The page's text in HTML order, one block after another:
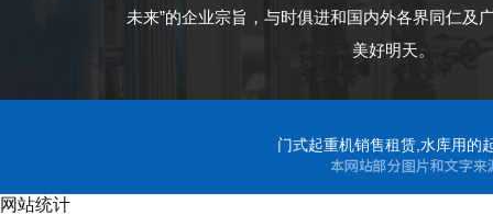
未来”的企业宗旨，与时俱进和国内外各界同仁及
美好明天。
门式起重机销售租赁,水库用的
网站统计